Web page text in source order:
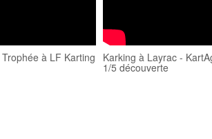
à LF Karting Karking à Layrac -
1/5 découverte